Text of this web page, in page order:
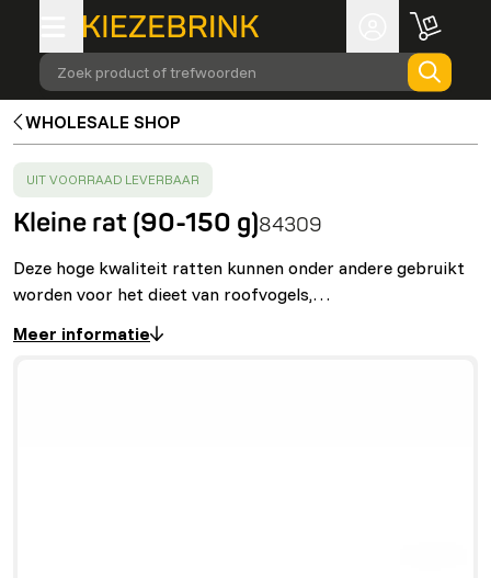
Zoek product of trefwoorden
WHOLESALE SHOP
SUCCESS:
UIT VOORRAAD LEVERBAAR
Kleine rat (90-150 g)84309
Deze hoge kwaliteit ratten kunnen onder andere gebruikt
worden voor het dieet van roofvogels,…
Meer informatie